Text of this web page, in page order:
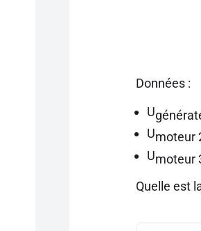
Données :
U
Umoteur
Umoteur
Quelle est